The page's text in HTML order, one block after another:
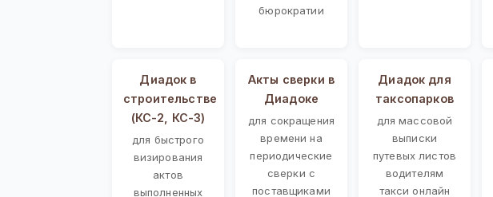
бюрократии
Диадок в
строительстве
(КС-2, КС-3)
для быстрого
визирования
актов
выполненных
Акты сверки в
Диадоке
для сокращения
времени на
периодические
сверки с
поставщиками
Диадок для
таксопарков
для массовой
выписки
путевых листов
водителям
такси онлайн